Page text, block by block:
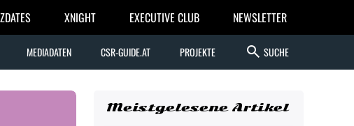
XNIGHT EXECUTIVE CLUB NEWSLETTER
MEDIADATEN CSR-GUIDE.AT PROJEKTE search SUCHE
Meistgelesene Artikel